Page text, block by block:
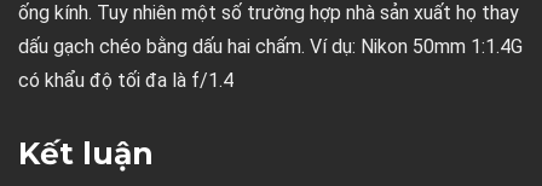
ống kính. Tuy nhiên một số trường hợp nhà sản xuất họ thay
dấu gạch chéo bằng dấu hai chấm. Ví dụ: Nikon 50mm 1:1.4G
có khẩu độ tối đa là f/1.4
Kết luận